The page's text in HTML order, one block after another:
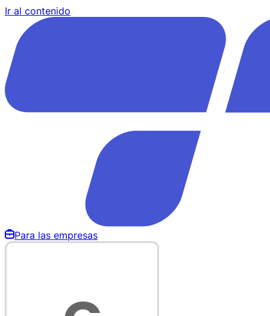
Ir al contenido
Para las empresas